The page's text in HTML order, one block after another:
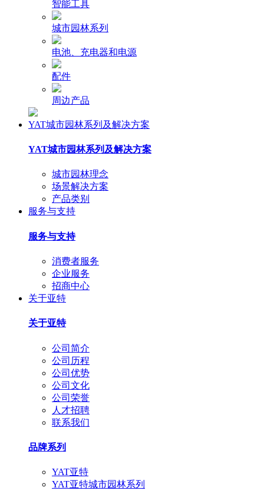
智能工具
城市园林系列
电池、充电器和电源
配件
周边产品
YAT城市园林系列及解决方案
YAT城市园林系列及解决方案
城市园林理念
场景解决方案
产品类别
服务与支持
服务与支持
消费者服务
企业服务
招商中心
关于亚特
关于亚特
公司简介
公司历程
公司优势
公司文化
公司荣誉
人才招聘
联系我们
品牌系列
YAT亚特
YAT亚特城市园林系列